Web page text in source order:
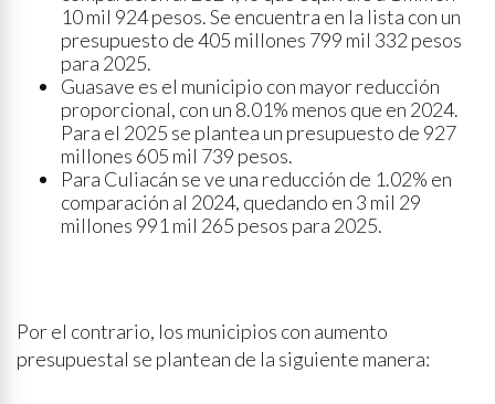
10 mil 924 pesos. Se encuentra en la lista con un
presupuesto de 405 millones 799 mil 332 pesos
para 2025.
Guasave es el municipio con mayor reducción
proporcional, con un 8.01% menos que en 2024.
Para el 2025 se plantea un presupuesto de 927
millones 605 mil 739 pesos.
Para Culiacán se ve una reducción de 1.02% en
comparación al 2024, quedando en 3 mil 29
millones 991 mil 265 pesos para 2025.
Por el contrario, los municipios con aumento
presupuestal se plantean de la siguiente manera: